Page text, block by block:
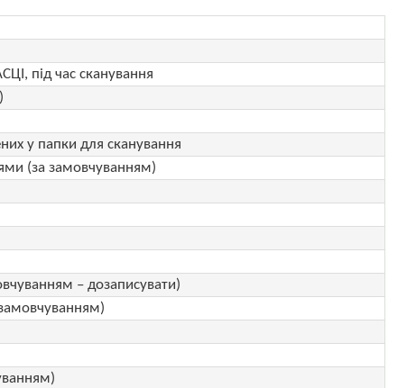
під час сканування
у папки для сканування
(за замовчуванням)
– дозаписувати)